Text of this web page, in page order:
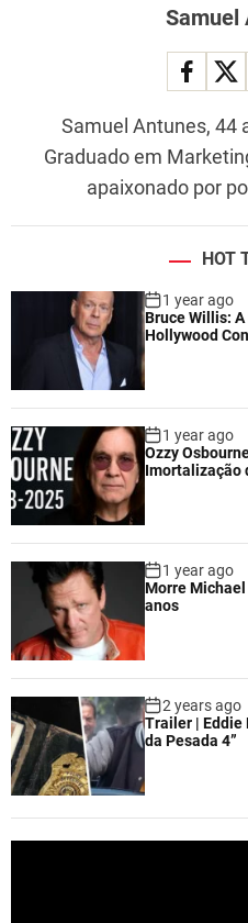
Samuel
Samuel Antunes, 44
Graduado em
apaixonado por
HOT
1 year ago
Bruce Willis:
Hollywood
1 year ago
Ozzy
Imortalização
1 year ago
Morre Michael
anos
2 years ago
Trailer | Eddie
da Pesada 4”